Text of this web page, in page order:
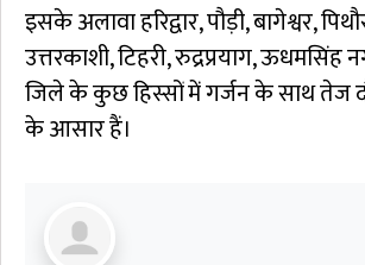
इसके अलावा हरिद्वार, पौड़ी, बागेश्वर,
उत्तरकाशी, टिहरी, रुद्रप्रयाग,
जिले के कुछ हिस्सों में गर्जन के साथ तेज
के आसार हैं।